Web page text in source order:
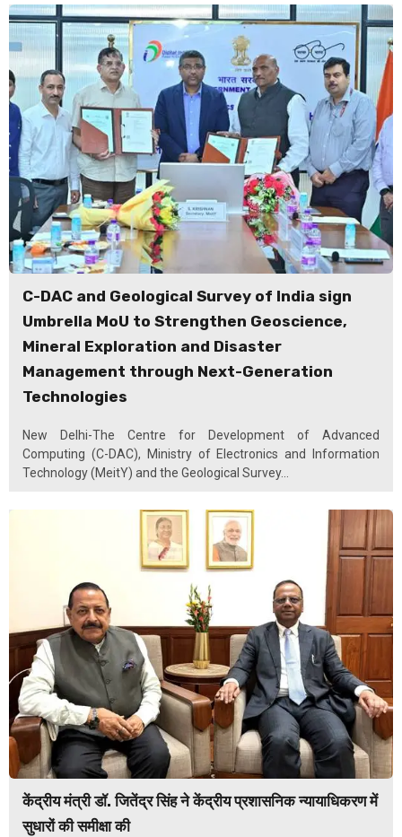
C-DAC and Geological Survey of India sign
Umbrella MoU to Strengthen Geoscience,
Mineral Exploration and Disaster
Management through Next-Generation
Technologies
New Delhi-The Centre for Development of Advanced
Computing (C-DAC), Ministry of Electronics and Information
Technology (MeitY) and the Geological Survey...
केंद्रीय मंत्री डॉ. जितेंद्र सिंह ने केंद्रीय प्रशासनिक न्यायाधिकरण में
सुधारों की समीक्षा की